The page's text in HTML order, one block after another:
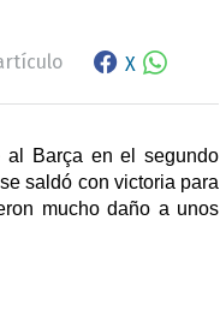
Facebook share
X
al Barça en el segundo
saldó con victoria para
mucho daño a unos